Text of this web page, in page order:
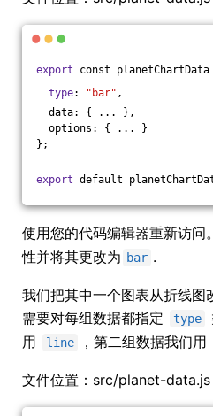
export const planetChartData
type: "bar" ,
data: { ... },
options: { ... }
};
export default
使用您的代码编辑器重新访问
性并将其更改为 bar .
我们把其中一个图表从折线图
需要对每组数据都指定
type
用
line ，第二组数据我们用
文件位置：src/planet-data.js